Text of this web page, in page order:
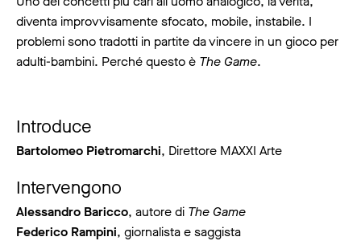
diventa improvvisamente sfocato, mobile, instabile. I
problemi sono tradotti in partite da vincere in un gioco per
adulti-bambini. Perché questo è The Game.
Introduce
Bartolomeo Pietromarchi, Direttore MAXXI Arte
Intervengono
Alessandro Baricco, autore di The Game
Federico Rampini, giornalista e saggista